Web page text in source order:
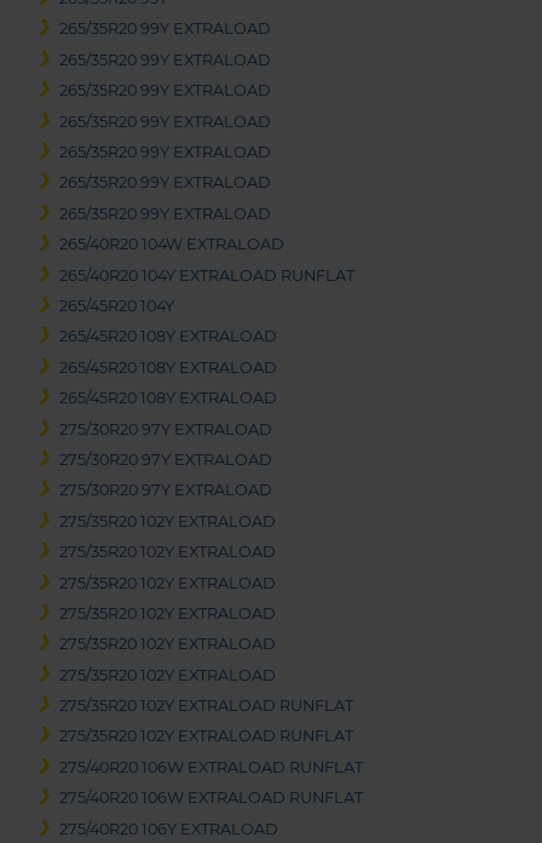
265/35R20 99Y EXTRALOAD
265/35R20 99Y EXTRALOAD
265/35R20 99Y EXTRALOAD
265/35R20 99Y EXTRALOAD
265/35R20 99Y EXTRALOAD
265/35R20 99Y EXTRALOAD
265/35R20 99Y EXTRALOAD
265/40R20 104W EXTRALOAD
265/40R20 104Y EXTRALOAD RUNFLAT
265/45R20 104Y
265/45R20 108Y EXTRALOAD
265/45R20 108Y EXTRALOAD
265/45R20 108Y EXTRALOAD
275/30R20 97Y EXTRALOAD
275/30R20 97Y EXTRALOAD
275/30R20 97Y EXTRALOAD
275/35R20 102Y EXTRALOAD
275/35R20 102Y EXTRALOAD
275/35R20 102Y EXTRALOAD
275/35R20 102Y EXTRALOAD
275/35R20 102Y EXTRALOAD
275/35R20 102Y EXTRALOAD
275/35R20 102Y EXTRALOAD RUNFLAT
275/35R20 102Y EXTRALOAD RUNFLAT
275/40R20 106W EXTRALOAD RUNFLAT
275/40R20 106W EXTRALOAD RUNFLAT
275/40R20 106Y EXTRALOAD